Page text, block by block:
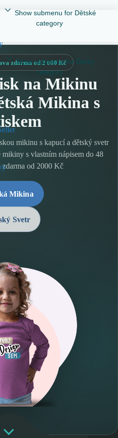
Show submenu for Dětské
category
Show submenu for Dárky
category
zdarma od 2 000 Kč
na Mikinu
Mikina s
mikinu s kapucí a dětský svetr
s vlastním nápisem do 48
zdarma od 2000 Kč
Mikina
Svetr